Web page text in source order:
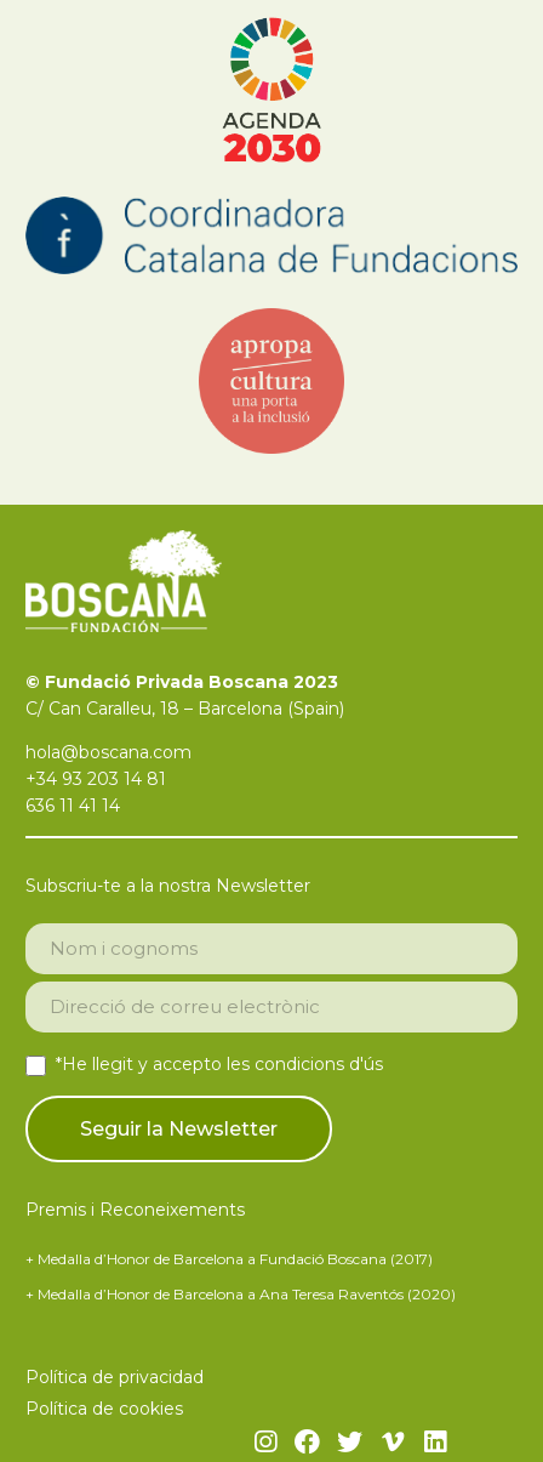
© Fundació Privada Boscana 2023
C/ Can Caralleu, 18 – Barcelona (Spain)
hola@boscana.com
+34 93 203 14 81
636 11 41 14
Subscriu-te a la nostra Newsletter
*He llegit y accepto les condicions d'ús
Premis i Reconeixements
+ Medalla d’Honor de Barcelona a Fundació Boscana (2017)
+ Medalla d’Honor de Barcelona a Ana Teresa Raventós (2020)
Política de privacidad
Política de cookies